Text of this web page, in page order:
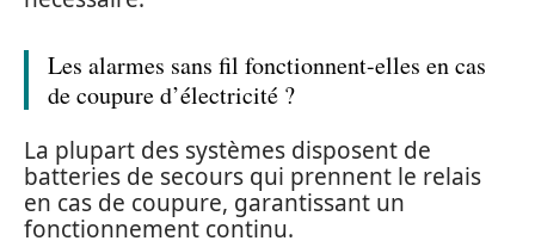
Les alarmes sans fil fonctionnent-elles en cas
de coupure d’électricité ?
La plupart des systèmes disposent de
batteries de secours qui prennent le relais
en cas de coupure, garantissant un
fonctionnement continu.